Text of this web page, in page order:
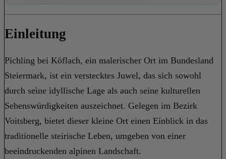
Einleitung
Pichling bei Köflach, ein malerischer Ort im Bundesland
Steiermark, ist ein verstecktes Juwel, das sich sowohl
durch seine idyllische Lage als auch seine kulturellen
Sehenswürdigkeiten auszeichnet. Gelegen im Bezirk
Voitsberg, bietet dieser kleine Ort einen Einblick in das
traditionelle steirische Leben, umgeben von einer
beeindruckenden alpinen Landschaft.